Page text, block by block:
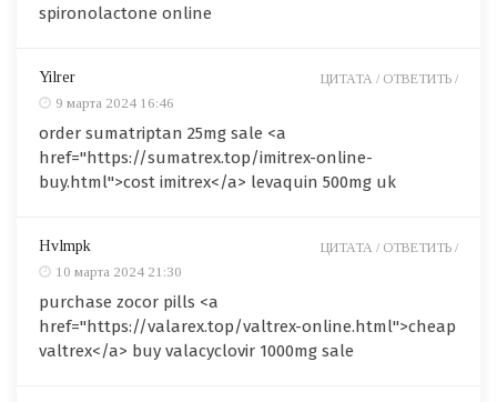
spironolactone online
Yilrer
9 марта 2024 16:46
order sumatriptan 25mg sale <a
href="https://sumatrex.top/imitrex-online-
buy.html">cost imitrex</a> levaquin 500mg uk
ЦИТАТА / ОТВЕТИТЬ /
Hvlmpk
10 марта 2024 21:30
purchase zocor pills <a
href="https://valarex.top/valtrex-online.html">cheap
valtrex</a> buy valacyclovir 1000mg sale
ЦИТАТА / ОТВЕТИТЬ /